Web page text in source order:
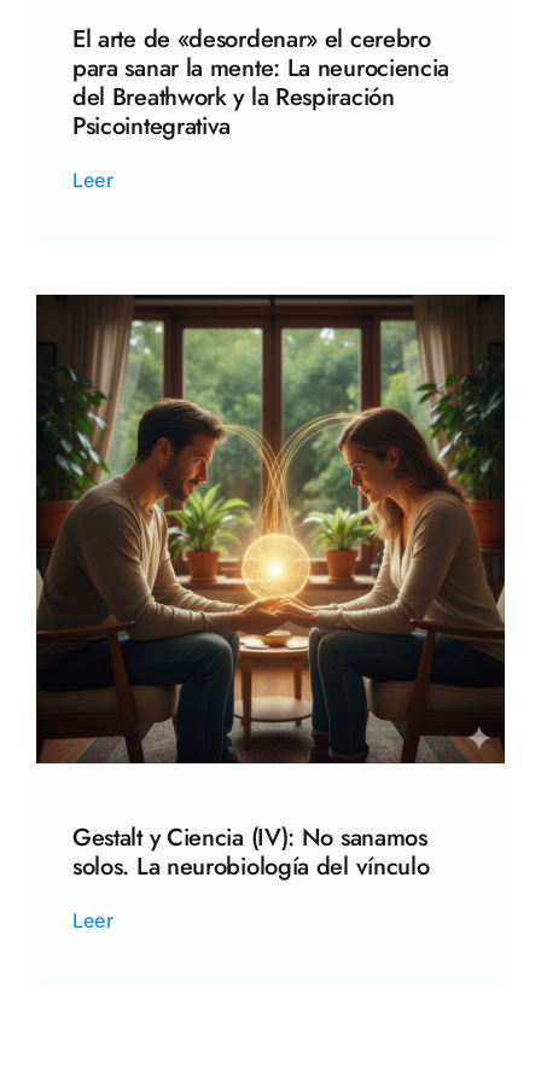
El arte de «desordenar» el cerebro
para sanar la mente: La neurociencia
del Breathwork y la Respiración
Psicointegrativa
Leer
Gestalt y Ciencia (IV): No sanamos
solos. La neurobiología del vínculo
Leer